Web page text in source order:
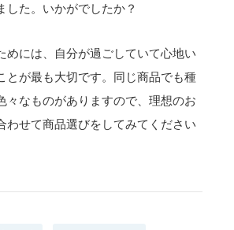
した。いかがでしたか？
めには、自分が過ごしていて心地い
とが最も大切です。同じ商品でも種
々なものがありますので、理想のお
わせて商品選びをしてみてください